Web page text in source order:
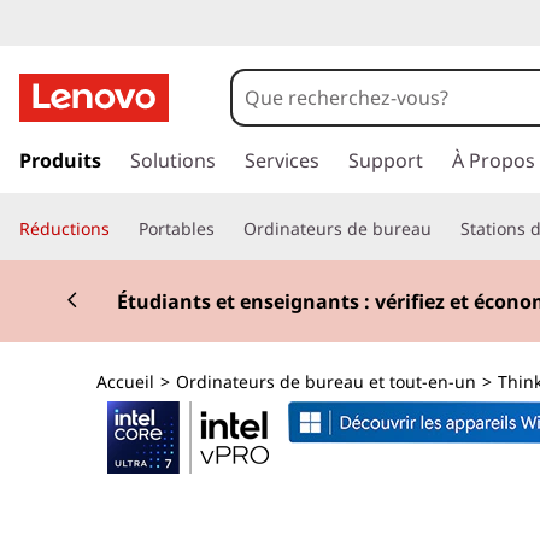
h
n
k
e
a
e
r
c
Produits Solutions Services Support À Propos
Réductions Portables Ordinateurs de bureau Stations
Tablettes
Accueil > Ordinateurs de bureau et tout-en-un >